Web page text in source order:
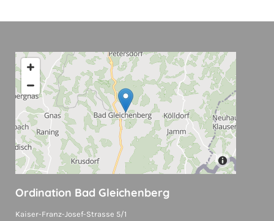
Ordination Bad Gleichenberg
Kaiser-Franz-Josef-Strasse 5/1